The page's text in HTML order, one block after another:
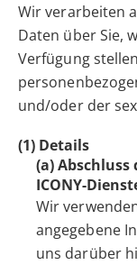
Wir verarbeiten
Daten über Sie,
Verfügung
und/oder der
(1) Details
(a)
ICONY-
Wir
angegebene
uns darüber